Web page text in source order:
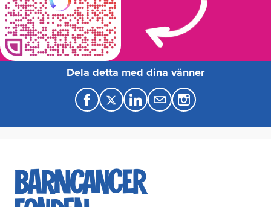
Dela detta med dina vänner
F
a
e
b
T
w
t
t
L
i
k
e
M
a